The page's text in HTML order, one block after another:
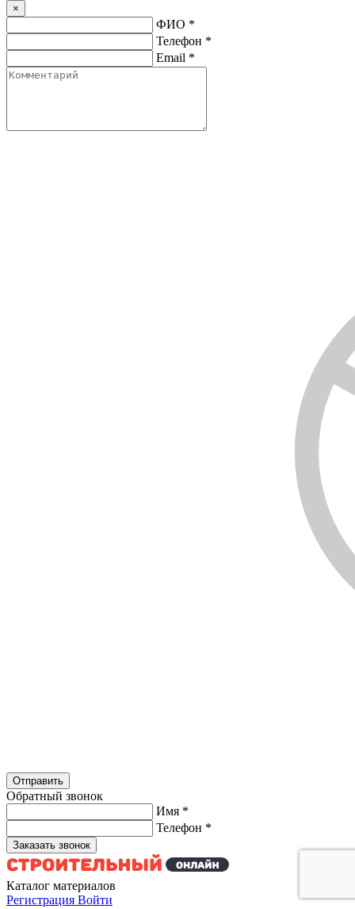
×
ФИО *
Телефон *
Email *
Обратный звонок
Имя *
Телефон *
Каталог материалов
Регистрация Войти